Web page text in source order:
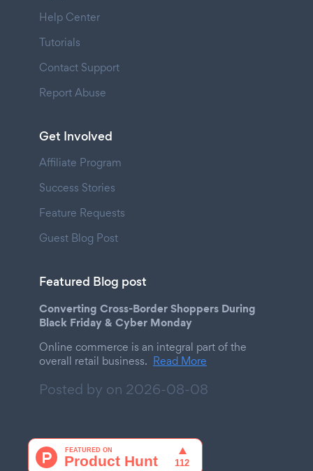
Help Center
Tutorials
Contact Support
Report Abuse
Get Involved
Affiliate Program
Success Stories
Feature Requests
Guest Blog Post
Featured Blog post
Converting Cross-Border Shoppers During
Black Friday & Cyber Monday
Online commerce is an integral part of the
overall retail business. Read More
Posted by on 2026-08-08